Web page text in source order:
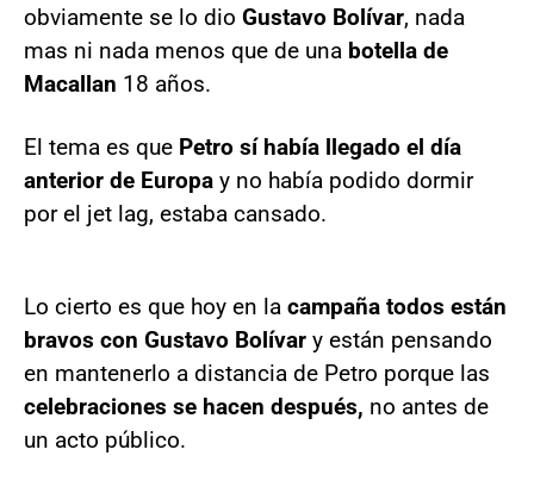
obviamente se lo dio Gustavo Bolívar, nada
mas ni nada menos que de una botella de
Macallan 18 años.
El tema es que Petro sí había llegado el día
anterior de Europa y no había podido dormir
por el jet lag, estaba cansado.
Lo cierto es que hoy en la campaña todos están
bravos con Gustavo Bolívar y están pensando
en mantenerlo a distancia de Petro porque las
celebraciones se hacen después, no antes de
un acto público.